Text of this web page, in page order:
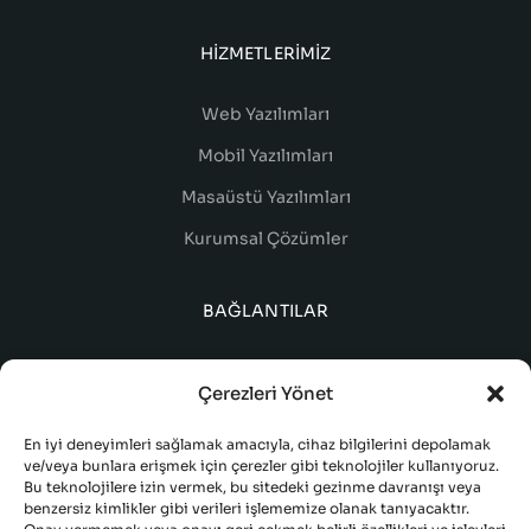
Çerezleri Yönet
En iyi deneyimleri sağlamak amacıyla, cihaz bilgilerini depolamak
ve/veya bunlara erişmek için çerezler gibi teknolojiler kullanıyoruz.
Bu teknolojilere izin vermek, bu sitedeki gezinme davranışı veya
benzersiz kimlikler gibi verileri işlememize olanak tanıyacaktır.
HIZMETLERIMIZ
Web Yazılımları
Mobil Yazılımları
Masaüstü Yazılımları
Kurumsal Çözümler
BAĞLANTILAR